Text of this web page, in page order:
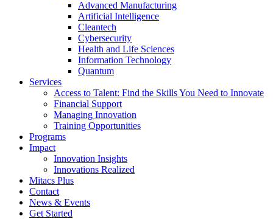
Advanced Manufacturing
Artificial Intelligence
Cleantech
Cybersecurity
Health and Life Sciences
Information Technology
Quantum
Services
Access to Talent: Find the Skills You Need to Innovate
Financial Support
Managing Innovation
Training Opportunities
Programs
Impact
Innovation Insights
Innovations Realized
Mitacs Plus
Contact
News & Events
Get Started